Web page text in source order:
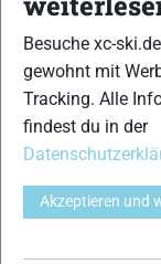
Besuche xc-
gewohnt mit
Tracking. Alle
findest du in der
Akzeptieren und